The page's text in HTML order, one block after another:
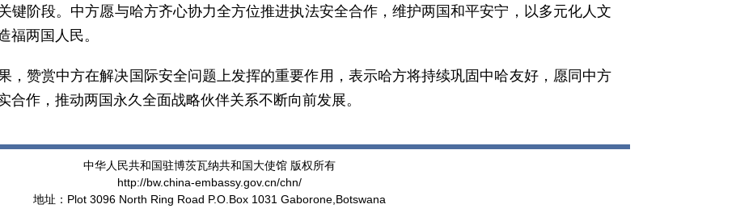
键阶段。中方愿与哈方齐心协力全方位推进执法安全合作，维护两国和平安宁，以多元化人文
福两国人民。
，赞赏中方在解决国际安全问题上发挥的重要作用，表示哈方将持续巩固中哈友好，愿同中方
合作，推动两国永久全面战略伙伴关系不断向前发展。
中华人民共和国驻博茨瓦纳共和国大使馆 版权所有
http://bw.china-embassy.gov.cn/chn/
地址：Plot 3096 North Ring Road P.O.Box 1031 Gaborone,Botswana